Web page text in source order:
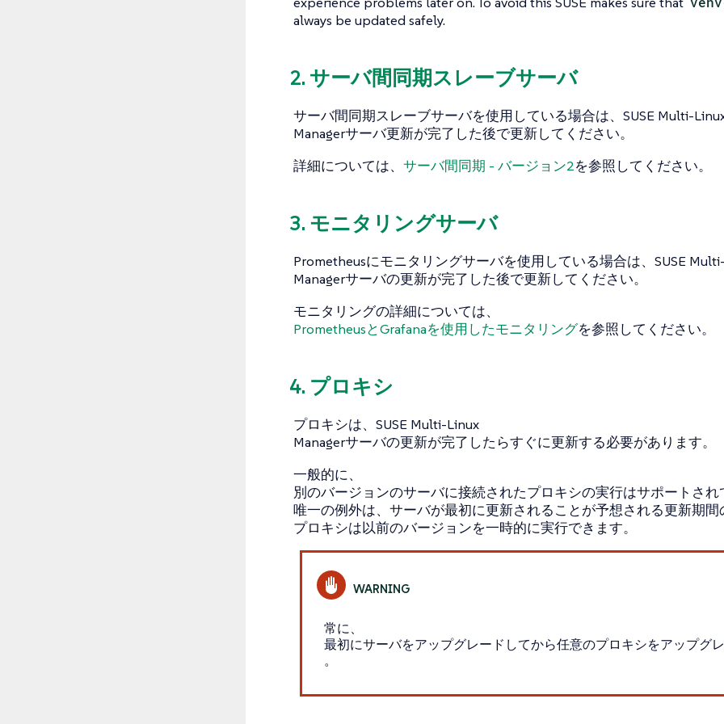
always be updated safely.
2. サーバ間同期スレーブサーバ
サーバ間同期スレーブサーバを使用している場合は、SUSE Multi-
Managerサーバ更新が完了した後で更新してください。
詳細については、 サーバ間同期 - バージョン2を参照してください。
3. モニタリングサーバ
Prometheusにモニタリングサーバを使用している場合は、SUSE
Managerサーバの更新が完了した後で更新してください。
モニタリングの詳細については、
PrometheusとGrafanaを使用したモニタリングを参照してください。
4. プロキシ
プロキシは、SUSE Multi-Linux
Managerサーバの更新が完了したらすぐに更新する必要があります。
一般的に、
別のバージョンのサーバに接続されたプロキシの実行はサポートされ
唯一の例外は、サーバが最初に更新されることが予想される更新期間
プロキシは以前のバージョンを一時的に実行できます。
常に、
最初にサーバをアップグレードしてから任意のプロキシをアップグ
。